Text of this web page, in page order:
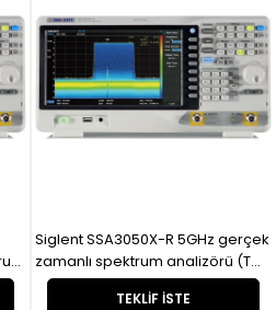
TEKLIF İSTE
Siglent SSA3050X-R 5GHz gerçek
zamanlı spektrum analizörü (TG
e VNA)